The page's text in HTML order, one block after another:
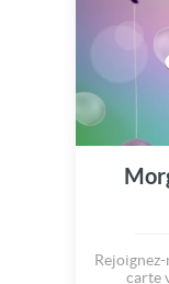
carte